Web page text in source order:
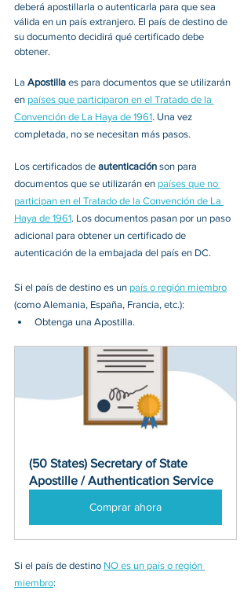
deberá apostillarla o autenticarla para que sea
válida en un país extranjero. El país de destino de
su documento decidirá qué certificado debe
obtener.
La Apostilla es para documentos que se utilizarán
en países que participaron en el Tratado de la
Convención de La Haya de 1961. Una vez
completada, no se necesitan más pasos.
Los certificados de autenticación son para
documentos que se utilizarán en países que no
participan en el Tratado de la Convención de La
Haya de 1961. Los documentos pasan por un paso
adicional para obtener un certificado de
autenticación de la embajada del país en DC.
Si el país de destino es un país o región miembro
(como Alemania, España, Francia, etc.):
Obtenga una Apostilla.
(50 States) Secretary of State
Apostille / Authentication Service
Comprar ahora
Si el país de destino NO es un país o región
miembro: